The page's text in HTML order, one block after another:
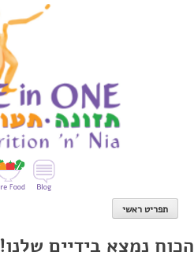
תפריט ראשי
הכוח נמצא בידיים שלנו!